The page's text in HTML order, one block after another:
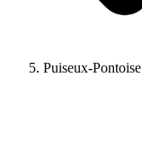
Puiseux-